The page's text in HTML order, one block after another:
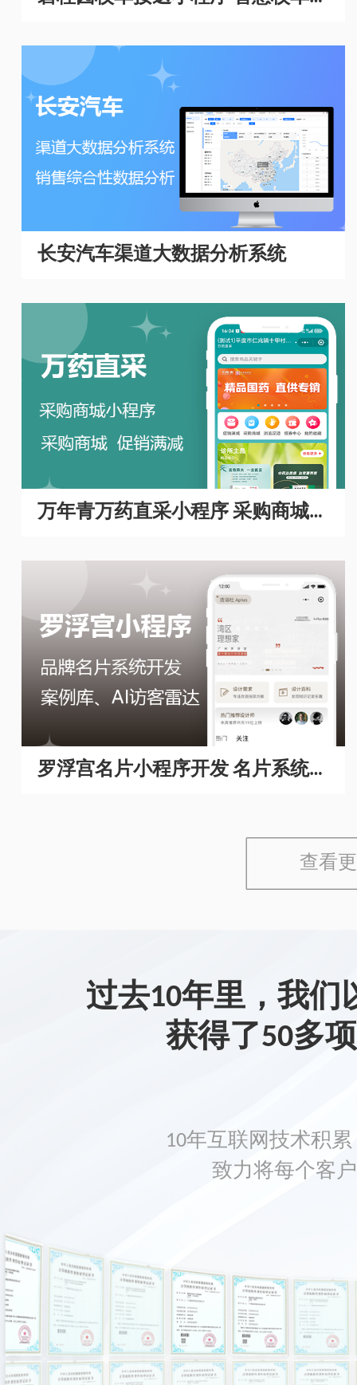
理系统
长安汽车渠道大数据分析系统
万年青万药直采小程序 采购商城A
PP开发
罗浮宫名片小程序开发 名片系统开
查看
过去10年里，我们
获得了50多
10年互联网技术积
致力将每个客